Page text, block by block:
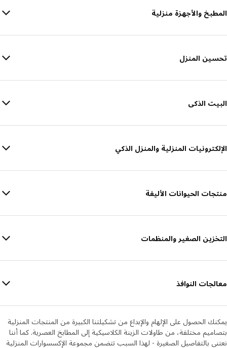
المطبخ والأجهزة منزلية
تحسين المنزل
البيت الذكى
الإلكترونيات المنزلية والمنزل الذكي
منتجات الحيوانات الأليفة
التخزين الصغير والمنظمات
معالجات النوافذ
يمكنك الحصول على الإلهام والإبداع من تشكيلتنا الكبيرة من المنتجات المنزلية
بتصاميم مختلفة، من طاولات الزينة الكلاسيكية إلى المطابخ العصرية. كما أننا
نعتني بالتفاصيل الصغيرة - لهذا السبب تتضمن مجموعة الإكسسوارات المنزلية